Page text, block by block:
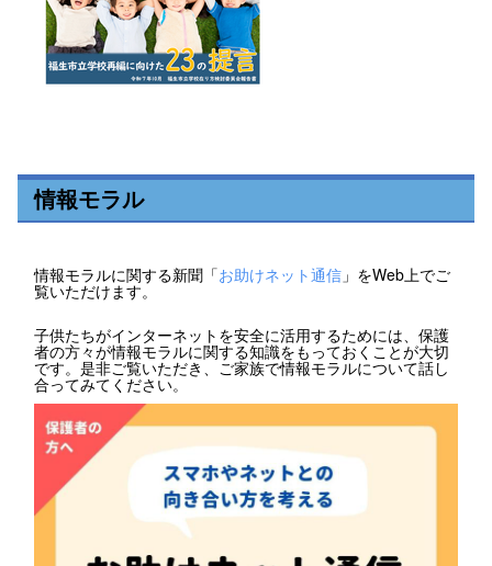
情報モラル
情報モラルに関する新聞「お助けネット通信 」をWeb上でご
覧いただけます。
子供たちがインターネットを安全に活用するためには、保護
者の方々が情報モラルに関する知識をもっておくことが大切
です。是非ご覧いただき、ご家族で情報モラルについて話し
合ってみてください。